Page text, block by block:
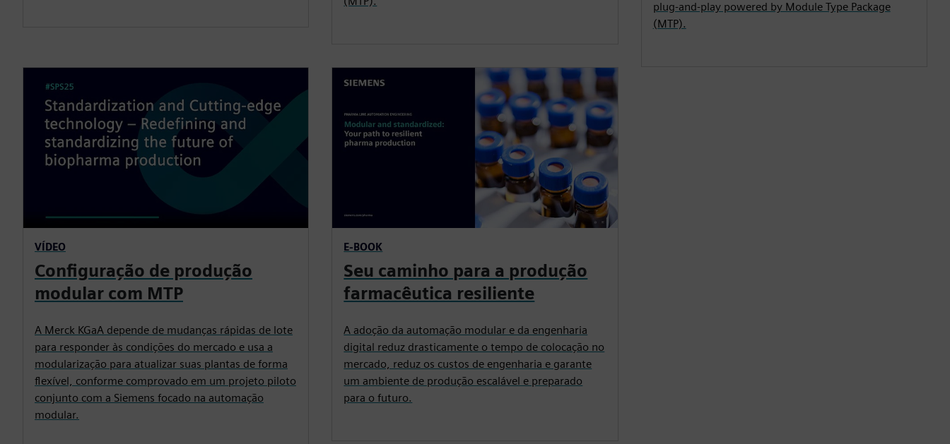
plug-and-play powered by Module Type Package
(MTP).
VÍDEO
Configuração de produção
modular com MTP
A Merck KGaA depende de mudanças rápidas de lote
para responder às condições do mercado e usa a
modularização para atualizar suas plantas de forma
flexível, conforme comprovado em um projeto piloto
conjunto com a Siemens focado na automação
modular.
E-BOOK
Seu caminho para a produção
farmacêutica resiliente
A adoção da automação modular e da engenharia
digital reduz drasticamente o tempo de colocação no
mercado, reduz os custos de engenharia e garante
um ambiente de produção escalável e preparado
para o futuro.